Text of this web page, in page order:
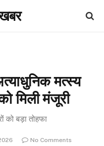
मत्स्य
मिली मंजूरी
को बड़ा तोहफा
No Comments